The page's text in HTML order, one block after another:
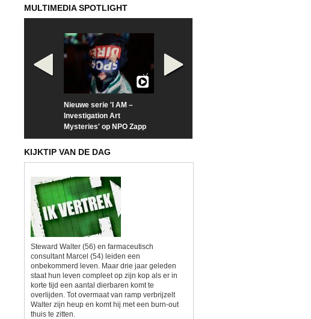
MULTIMEDIA SPOTLIGHT
Nieuwe serie 'I AM –
Investigation Art
Mysteries' op NPO Zapp
KIJKTIP VAN DE DAG
Steward Walter (56) en farmaceutisch
consultant Marcel (54) leiden een
onbekommerd leven. Maar drie jaar geleden
staat hun leven compleet op zijn kop als er in
korte tijd een aantal dierbaren komt te
overlijden. Tot overmaat van ramp verbrijzelt
Walter zijn heup en komt hij met een burn-out
thuis te zitten.